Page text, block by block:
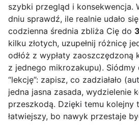
szybki przegląd i konsekwencja.
dniu sprawdź, ile realnie udało
codzienna średnia zbliża Cię do
kilku złotych, uzupełnij różnicę
odłóż z wypłaty zaoszczędzoną
z jednego mikrozakupu).
“lekcję”: zapisz, co zadziałało
jedna jasna zasada, wydzielenie
przeszkodą. Dzięki temu kolejny
łatwiejszy, bo nawyk przestaje